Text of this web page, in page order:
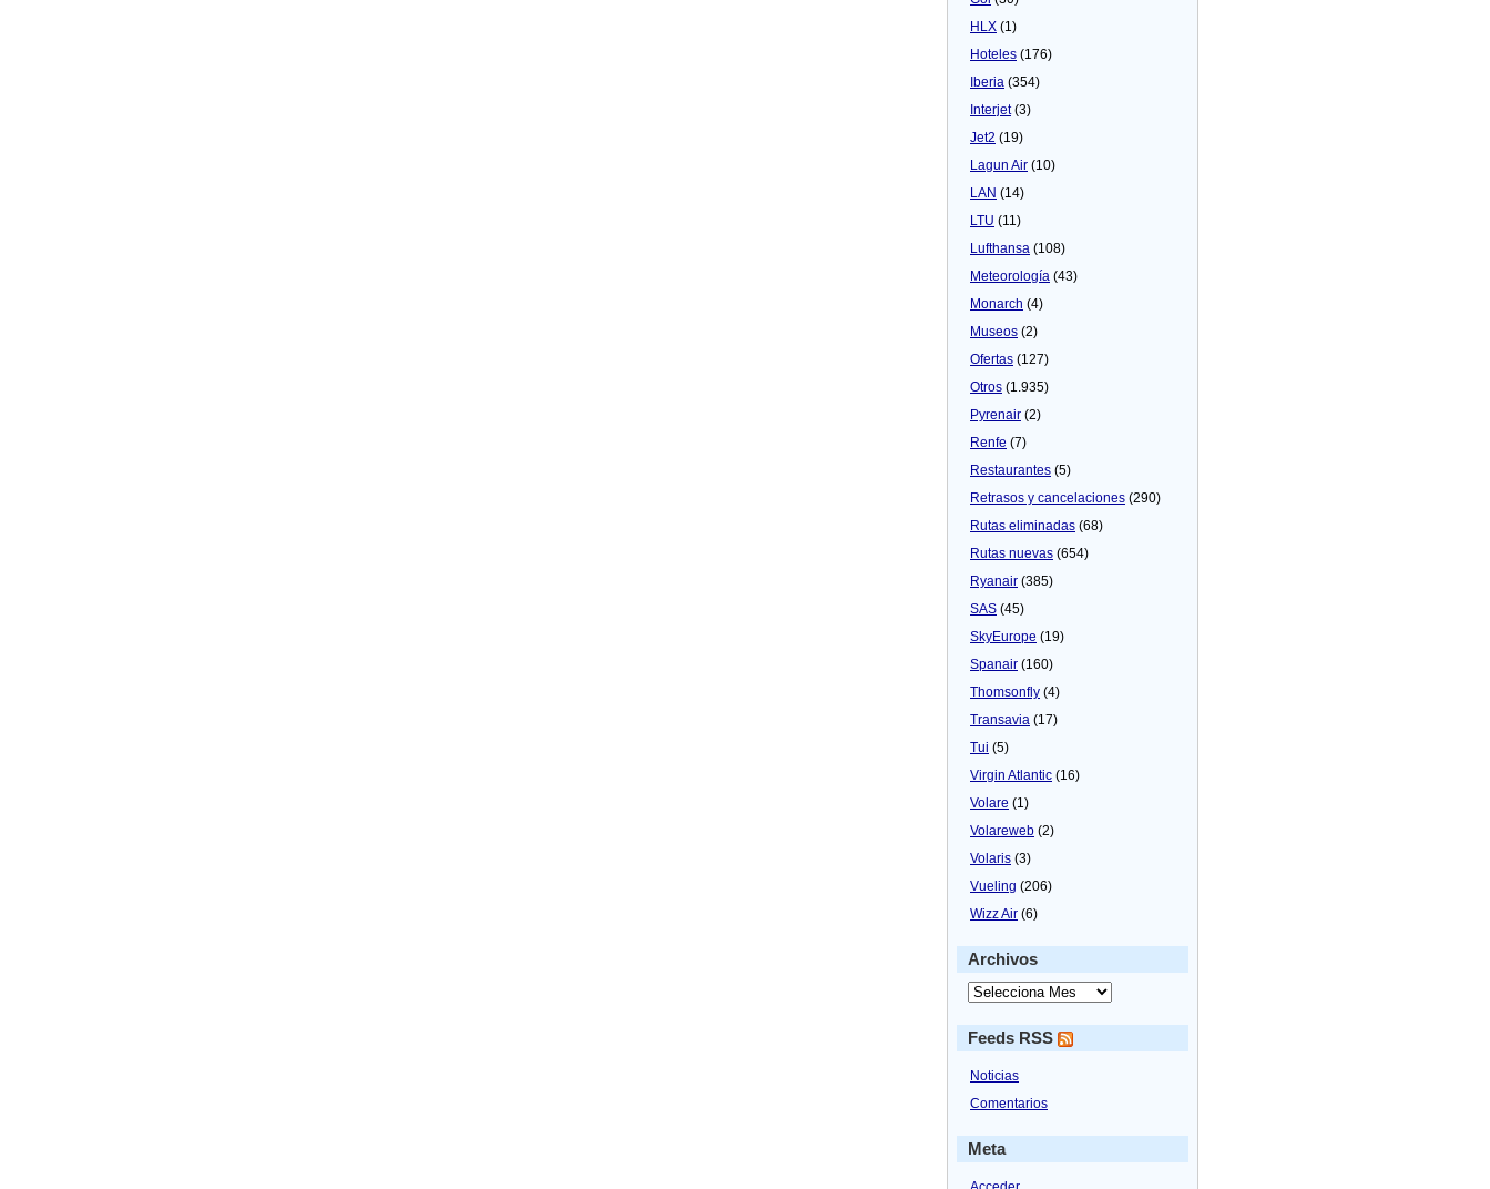
HLX (1)
Hoteles (176)
Iberia (354)
Interjet(3)
Jet2 (19)
Lagun Air (10)
LAN (14)
LTU (11)
Lufthansa (108)
Meteorologí­a (43)
Monarch (4)
Museos (2)
Ofertas (127)
Otros (1.935)
Pyrenair (2)
Renfe (7)
Restaurantes (5)
Retrasos y cancelaciones (290)
Rutas eliminadas (68)
Rutas nuevas (654)
Ryanair (385)
SAS (45)
SkyEurope (19)
Spanair (160)
Thomsonfly (4)
Transavia (17)
Tui (5)
Virgin Atlantic (16)
Volare (1)
Volareweb (2)
Volaris (3)
Vueling (206)
Wizz Air (6)
Archivos
Feeds RSS
Noticias
Comentarios
Meta